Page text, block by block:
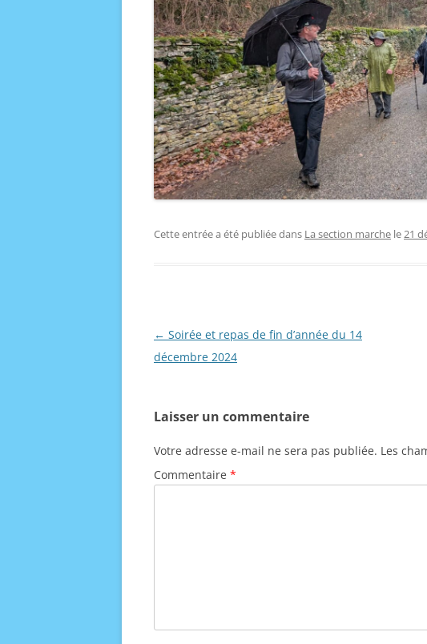
Cette entrée a été publiée dans La section marche le21
Navigation
des
← Soirée et repas de fin d’année du 14
décembre 2024
Laisser un commentaire
Votre adresse e-mail ne sera pas publiée. Les
Commentaire *